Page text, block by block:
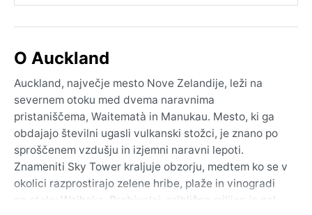
O Auckland
Auckland, največje mesto Nove Zelandije, leži na
severnem otoku med dvema naravnima
pristaniščema, Waitematà in Manukau. Mesto, ki ga
obdajajo številni ugasli vulkanski stožci, je znano po
sproščenem vzdušju in izjemni naravni lepoti.
Znameniti Sky Tower kraljuje obzorju, medtem ko se v
okolici razprostirajo zelene hribe, plaže in vinogradi
na otoku Waiheke. Prebivalci, približno milijon in pol,